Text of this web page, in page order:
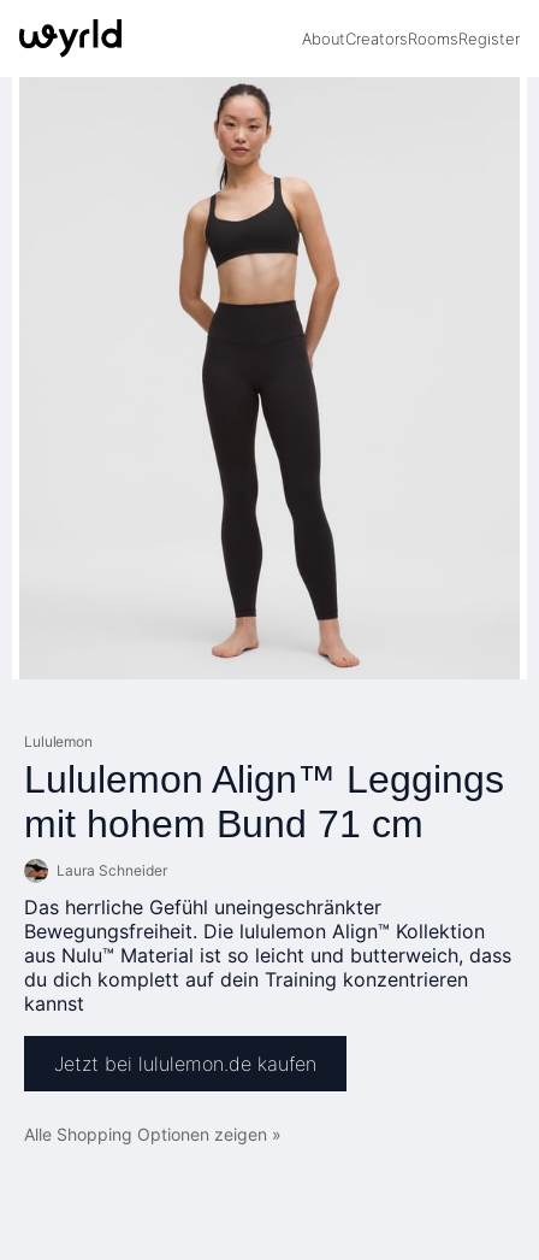
AboutCreatorsRoomsRegister
Lululemon
Lululemon Align™ Leggings
mit hohem Bund 71 cm
Laura Schneider
Das herrliche Gefühl uneingeschränkter
Bewegungsfreiheit. Die lululemon Align™ Kollektion
aus Nulu™ Material ist so leicht und butterweich, dass
du dich komplett auf dein Training konzentrieren
kannst
Jetzt bei lululemon.de kaufen
Alle Shopping Optionen zeigen »